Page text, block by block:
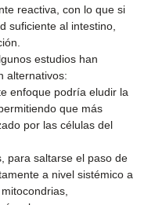
reactiva, con lo que si
suficiente al intestino,
estudios han
alternativos:
podría eludir la
que más
por las células del
saltarse el paso de
a nivel sistémico a